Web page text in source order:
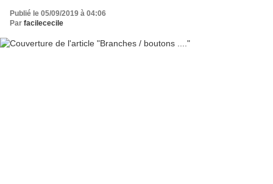
Publié le 05/09/2019 à 04:06
Par facilececile